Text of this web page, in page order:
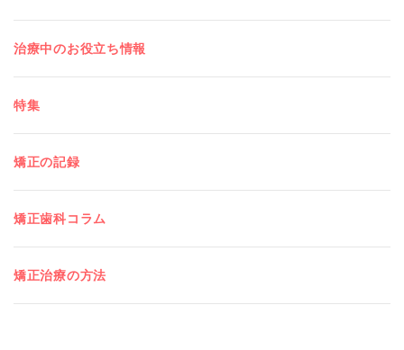
治療中のお役立ち情報
特集
矯正の記録
矯正歯科コラム
矯正治療の方法